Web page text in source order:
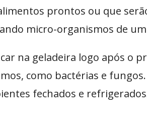
prontos ou que
micro-organismos de
na geladeira logo após o
como bactérias e
fechados e